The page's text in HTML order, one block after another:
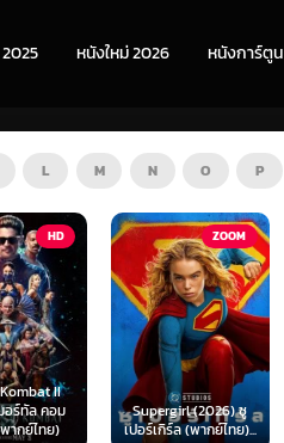
หนังใหม่ 2026 หนังการ์ตูน
L M N O P
ZOOM
(2026) ซู
(พากย์ไทย)...
HD
The Thursday
Murder Club (2025)
ชมรมไขคดีฆาตกรรมวัน
พฤหัส...